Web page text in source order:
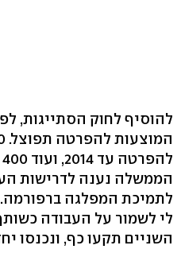
להוסיף לחוק הסתייגות,
הממשלה נענה לדרישות
לתמיכת המפלגה
לי לשמור על העבודה
השניים תקעו כף, ונכנסו